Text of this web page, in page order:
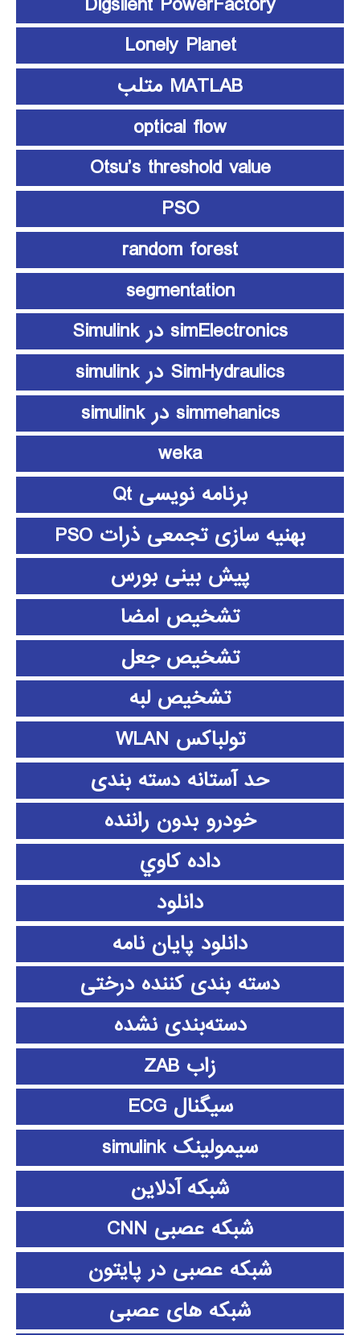
Lonely Planet
MATLAB متلب
optical flow
Otsu’s threshold value
PSO
random forest
segmentation
simElectronics در Simulink
SimHydraulics در simulink
simmehanics در simulink
weka
برنامه نویسی Qt
بهنیه سازی تجمعی ذرات PSO
پیش بینی بورس
تشخیص امضا
تشخیص جعل
تشخیص لبه
تولباکس WLAN
حد آستانه دسته بندی
خودرو بدون راننده
داده كاوي
دانلود
دانلود پايان نامه
دسته بندی کننده درختی
دسته‌بندی نشده
زاب ZAB
سیگنال ECG
سیمولینک simulink
شبکه آدلاین
شبکه عصبی CNN
شبکه عصبی در پایتون
شبکه های عصبی